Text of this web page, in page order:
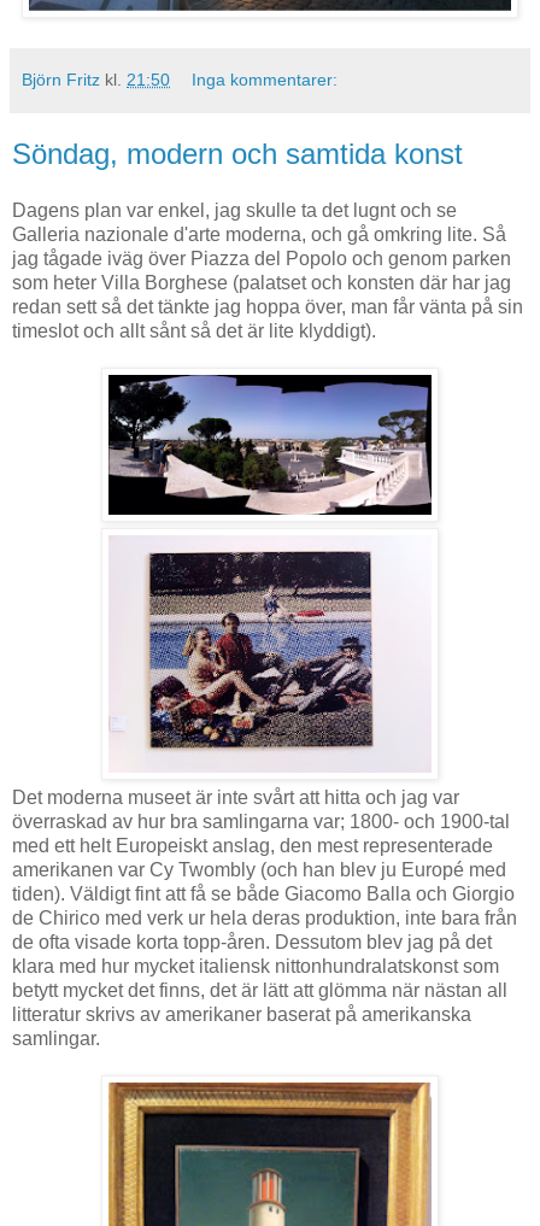
Björn Fritz kl. 21:50 Inga kommentarer:
Söndag, modern och samtida konst
Dagens plan var enkel, jag skulle ta det lugnt och se
Galleria nazionale d'arte moderna, och gå omkring lite. Så
jag tågade iväg över Piazza del Popolo och genom parken
som heter Villa Borghese (palatset och konsten där har jag
redan sett så det tänkte jag hoppa över, man får vänta på sin
timeslot och allt sånt så det är lite klyddigt).
Det moderna museet är inte svårt att hitta och jag var
överraskad av hur bra samlingarna var; 1800- och 1900-tal
med ett helt Europeiskt anslag, den mest representerade
amerikanen var Cy Twombly (och han blev ju Europé med
tiden). Väldigt fint att få se både Giacomo Balla och Giorgio
de Chirico med verk ur hela deras produktion, inte bara från
de ofta visade korta topp-åren. Dessutom blev jag på det
klara med hur mycket italiensk nittonhundralatskonst som
betytt mycket det finns, det är lätt att glömma när nästan all
litteratur skrivs av amerikaner baserat på amerikanska
samlingar.